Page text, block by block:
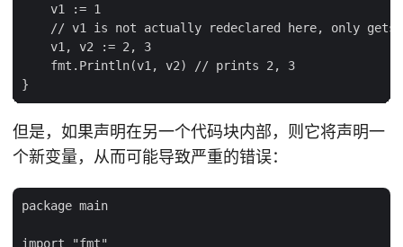
    v1 := 1
// v1 is not actually redeclared here, only gets
    v1, v2 := 2, 3
    fmt.Println(v1, v2) // prints 2, 3
但是，如果声明在另一个代码块内部，则它将声明一
个新变量，从而可能导致严重的错误：
package main
import "fmt"